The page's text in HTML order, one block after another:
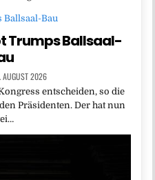
Trumps Ballsaal-
AUGUST 2026
entscheiden, so die
Präsidenten. Der hat nun